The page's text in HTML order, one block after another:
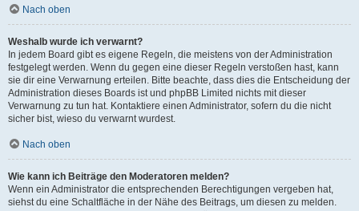
Nach oben
Weshalb wurde ich verwarnt?
In jedem Board gibt es eigene Regeln, die meistens von der Administration
festgelegt werden. Wenn du gegen eine dieser Regeln verstoßen hast, kann
sie dir eine Verwarnung erteilen. Bitte beachte, dass dies die Entscheidung der
Administration dieses Boards ist und phpBB Limited nichts mit dieser
Verwarnung zu tun hat. Kontaktiere einen Administrator, sofern du die nicht
sicher bist, wieso du verwarnt wurdest.
Nach oben
Wie kann ich Beiträge den Moderatoren melden?
Wenn ein Administrator die entsprechenden Berechtigungen vergeben hat,
siehst du eine Schaltfläche in der Nähe des Beitrags, um diesen zu melden.